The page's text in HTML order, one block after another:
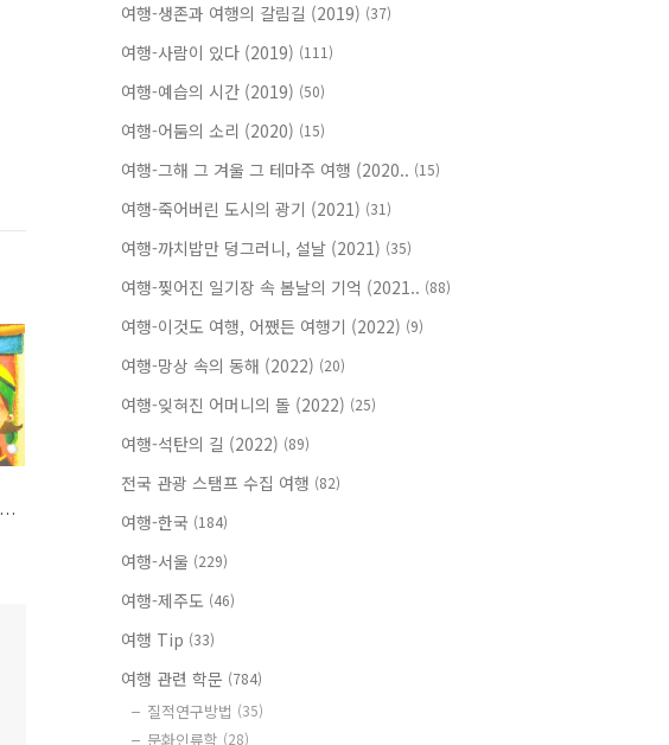
여행-생존과 여행의 갈림길 (2019) (37)
여행-사람이 있다 (2019) (111)
여행-예습의 시간 (2019) (50)
여행-어둠의 소리 (2020) (15)
여행-그해 그 겨울 그 테마주 여행 (2020.. (15)
여행-죽어버린 도시의 광기 (2021) (31)
여행-까치밥만 덩그러니, 설날 (2021) (35)
여행-찢어진 일기장 속 봄날의 기억 (2021.. (88)
여행-이것도 여행, 어쨌든 여행기 (2022) (9)
여행-망상 속의 동해 (2022) (20)
여행-잊혀진 어머니의 돌 (2022) (25)
여행-석탄의 길 (2022) (89)
전국 관광 스탬프 수집 여행 (82)
여행-한국 (184)
여행-서울 (229)
여행-제주도 (46)
여행 Tip (33)
여행 관련 학문 (784)
질적연구방법 (35)
문화인류학 (28)